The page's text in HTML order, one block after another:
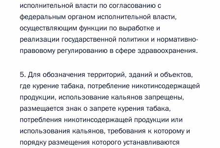
исполнительной власти по согласованию с
федеральным органом исполнительной власти,
осуществляющим функции по выработке и
реализации государственной политики и нормативно-
правовому регулированию в сфере здравоохранения.
5. Для обозначения территорий, зданий и объектов,
где курение табака, потребление никотинсодержащей
продукции, использование кальянов запрещены,
размещается знак о запрете курения табака,
потребления никотинсодержащей продукции или
использования кальянов, требования к которому и
порядку размещения которого устанавливаются